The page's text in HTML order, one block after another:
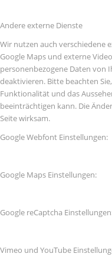
Andere externe Dienste
Wir nutzen auch verschiedene
Google Maps und externe
personenbezogene Daten von
deaktivieren. Bitte beachten
Funktionalität und das
beeinträchtigen kann. Die
Seite wirksam.
Google Webfont Einstellungen:
Google Maps Einstellungen:
Google reCaptcha
Vimeo und YouTube